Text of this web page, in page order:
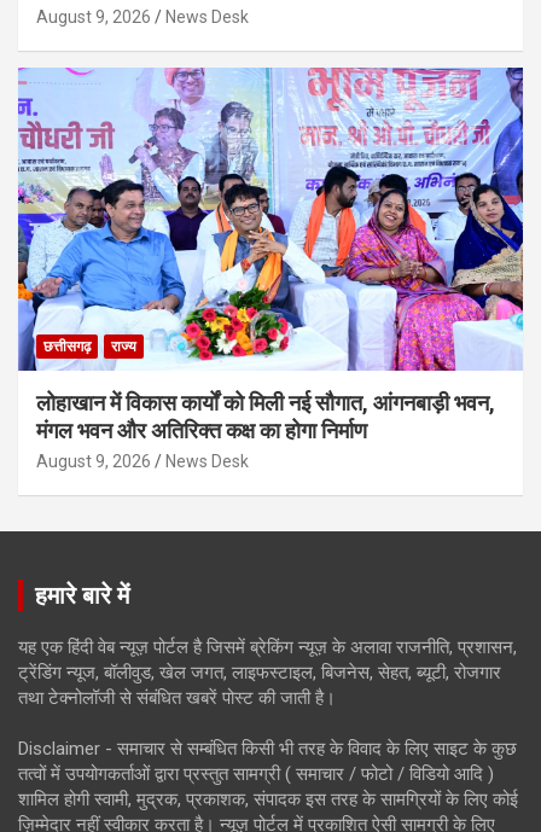
August 9, 2026 News Desk
छत्तीसगढ़ राज्य
लोहाखान में विकास कार्यों को मिली नई सौगात, आंगनबाड़ी भवन,
मंगल भवन और अतिरिक्त कक्ष का होगा निर्माण
August 9, 2026 News Desk
हमारे बारे में
यह एक हिंदी वेब न्यूज़ पोर्टल है जिसमें ब्रेकिंग न्यूज़ के अलावा राजनीति, प्रशासन,
ट्रेंडिंग न्यूज, बॉलीवुड, खेल जगत, लाइफस्टाइल, बिजनेस, सेहत, ब्यूटी, रोजगार
तथा टेक्नोलॉजी से संबंधित खबरें पोस्ट की जाती है।
Disclaimer - समाचार से सम्बंधित किसी भी तरह के विवाद के लिए साइट के कुछ
तत्वों में उपयोगकर्ताओं द्वारा प्रस्तुत सामग्री ( समाचार / फोटो / विडियो आदि )
शामिल होगी स्वामी, मुद्रक, प्रकाशक, संपादक इस तरह के सामग्रियों के लिए कोई
ज़िम्मेदार नहीं स्वीकार करता है। न्यूज़ पोर्टल में प्रकाशित ऐसी सामग्री के लिए